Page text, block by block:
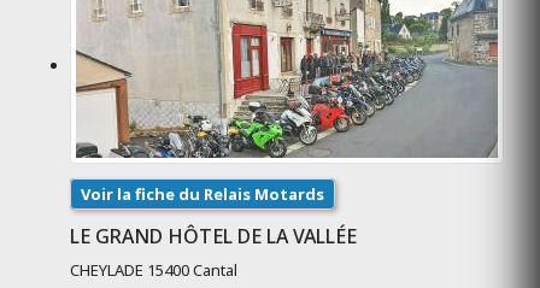
Voir la fiche du Relais Motards
LE GRAND HÔTEL DE LA VALLÉE
CHEYLADE 15400 Cantal